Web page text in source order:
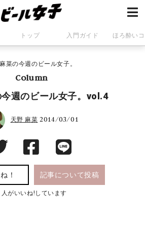
トップ 入門ガイド ほろ酔い
菜の今週のビール女子。
Column
週のビール女子。vol.4
天野 麻菜 2014/03/01
！ 記事について投稿
人がいいね!しています